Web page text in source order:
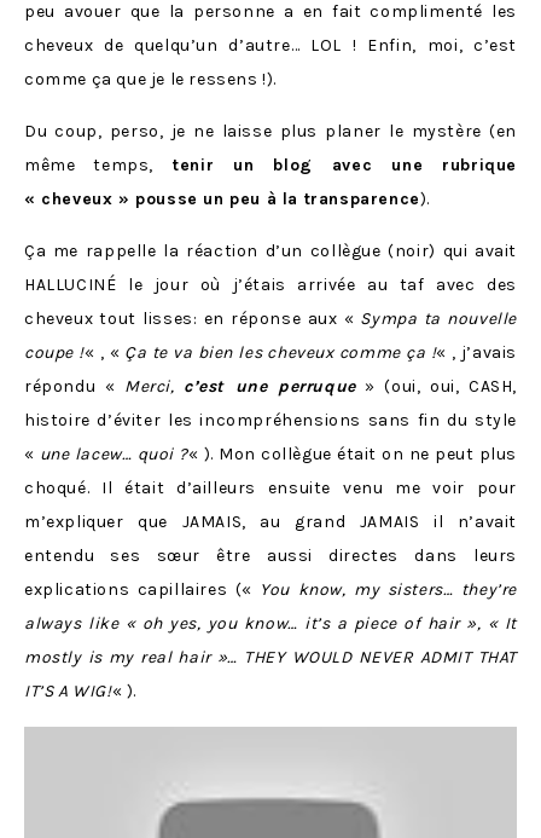
peu avouer que la personne a en fait complimenté les
cheveux de quelqu’un d’autre… LOL ! Enfin, moi, c’est
comme ça que je le ressens !).
Du coup, perso, je ne laisse plus planer le mystère (en
même temps, tenir un blog avec une rubrique
« cheveux » pousse un peu à la transparence).
Ça me rappelle la réaction d’un collègue (noir) qui avait
HALLUCINÉ le jour où j’étais arrivée au taf avec des
cheveux tout lisses: en réponse aux « Sympa ta nouvelle
coupe !« , « Ça te va bien les cheveux comme ça !« , j’avais
répondu « Merci, c’est une perruque» (oui, oui, CASH,
histoire d’éviter les incompréhensions sans fin du style
« une lacew… quoi ?« ). Mon collègue était on ne peut plus
choqué. Il était d’ailleurs ensuite venu me voir pour
m’expliquer que JAMAIS, au grand JAMAIS il n’avait
entendu ses sœur être aussi directes dans leurs
explications capillaires (« You know, my sisters… they’re
always like « oh yes, you know… it’s a piece of hair », « It
mostly is my real hair »… THEY WOULD NEVER ADMIT THAT
IT’S A WIG!« ).